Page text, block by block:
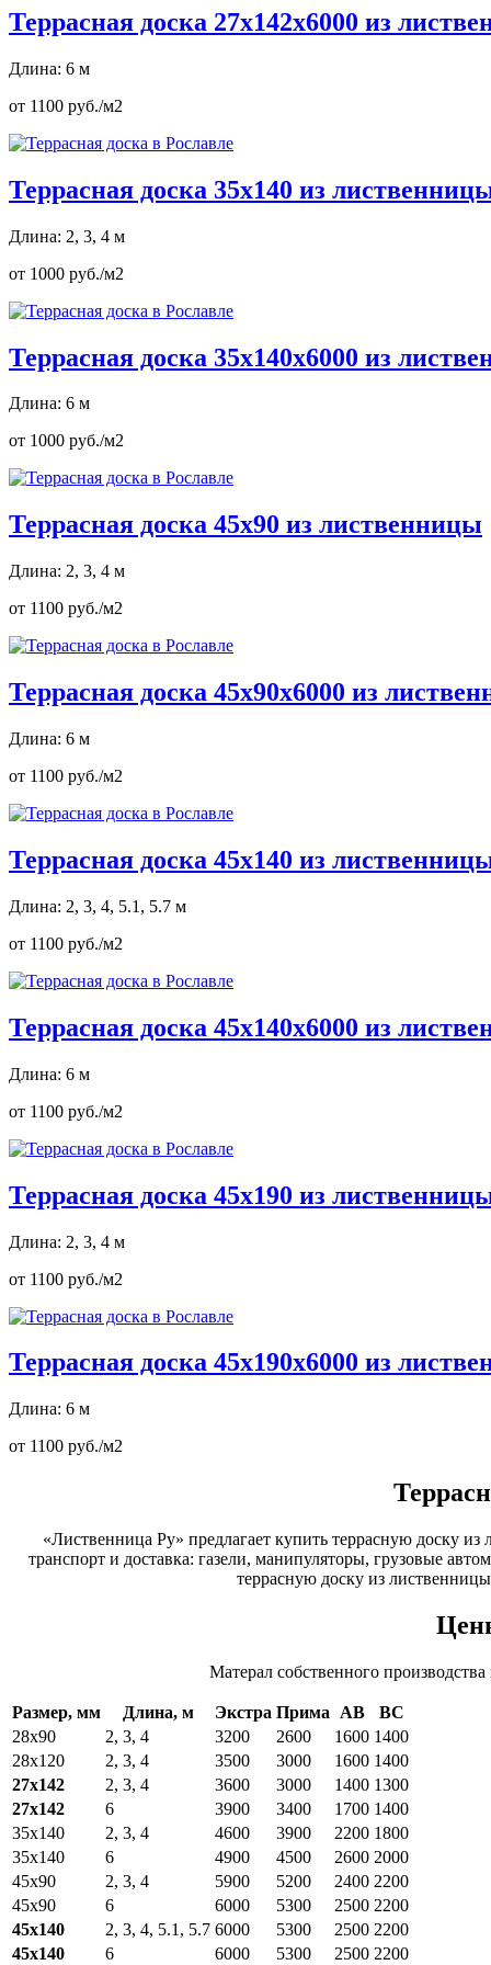
Террасная доска 27х142х6000 из
Длина: 6 м
от 1100 руб./м2
Террасная доска 35х140 из
Длина: 2, 3, 4 м
от 1000 руб./м2
Террасная доска 35х140х6000 из
Длина: 6 м
от 1000 руб./м2
Террасная доска 45х90 из лиственницы
Длина: 2, 3, 4 м
от 1100 руб./м2
Террасная доска 45х90х6000 из
Длина: 6 м
от 1100 руб./м2
Террасная доска 45х140 из
Длина: 2, 3, 4, 5.1, 5.7 м
от 1100 руб./м2
Террасная доска 45х140х6000 из
Длина: 6 м
от 1100 руб./м2
Террасная доска 45х190 из
Длина: 2, 3, 4 м
от 1100 руб./м2
Террасная доска 45х190х6000 из
Длина: 6 м
от 1100 руб./м2
«Лиственница Ру» предлагает купить террасную доску
транспорт и доставка: газели, манипуляторы, грузовые
террасную доску из
Матерал собственного
Размер, мм Длина, м Экстра Прима АВ
ВС
28х90
2, 3, 4 3200 2600 1600 1400
28х120
2, 3, 4 3500 3000 1600 1400
27х142
2, 3, 4 3600 3000 1400 1300
27х142
6 3900 3400 1700 1400
35х140
2, 3, 4 4600 3900 2200 1800
35х140
6 4900 4500 2600 2000
45х90
2, 3, 4 5900 5200 2400 2200
45х90
6 6000 5300 2500 2200
45х140
2, 3, 4, 5.1, 5.7 6000 5300 2500 2200
45х140
6 6000 5300 2500 2200